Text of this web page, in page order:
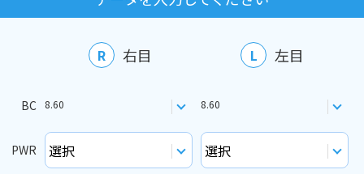
R 右目 L 左目
BC 8.60 8.60
PWR